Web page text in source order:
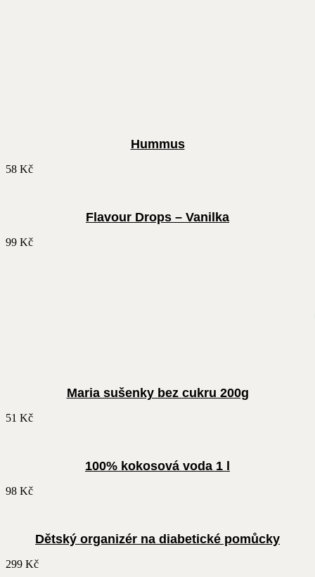
Hummus
58 Kč
Flavour Drops – Vanilka
99 Kč
Maria sušenky bez cukru 200g
51 Kč
100% kokosová voda 1 l
98 Kč
Dětský organizér na diabetické pomůcky
299 Kč